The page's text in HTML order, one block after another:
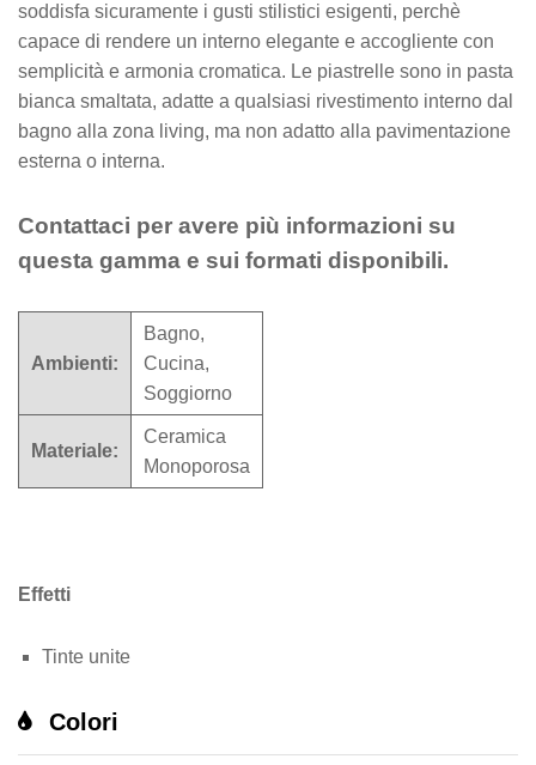
soddisfa sicuramente i gusti stilistici esigenti, perchè
capace di rendere un interno elegante e accogliente con
semplicità e armonia cromatica. Le piastrelle sono in pasta
bianca smaltata, adatte a qualsiasi rivestimento interno dal
bagno alla zona living, ma non adatto alla pavimentazione
esterna o interna.
Contattaci per avere più informazioni su
questa gamma e sui formati disponibili.
Ambienti:
Bagno,
Cucina,
Soggiorno
Materiale:
Ceramica
Monoporosa
Effetti
Tinte unite
Colori